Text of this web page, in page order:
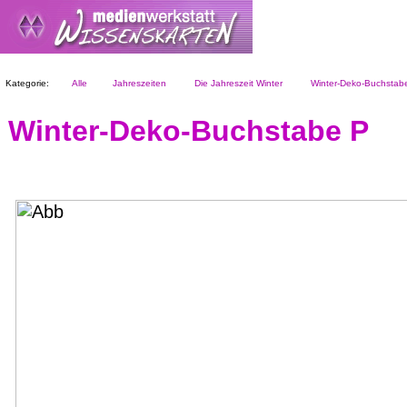
Kategorie: Alle Jahreszeiten Die Jahreszeit Winter Winter-Deko-
Winter-Deko-Buchstabe P